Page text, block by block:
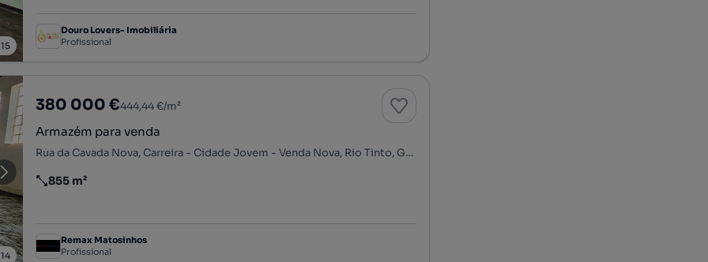
15
Douro Lovers- Imobiliária
Profissional
14
380 000 €444,44 €/m²
Armazém para venda
Rua da Cavada Nova, Carreira - Cidade Jovem - Venda Nova, Rio Tinto, Gondomar, Porto
Preço por metro quadrado
855 m²
Remax Matosinhos
Profissional